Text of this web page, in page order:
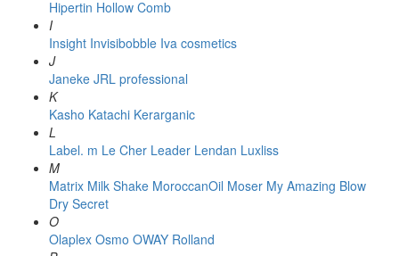
Hipertin Hollow Comb
I
Insight Invisibobble Iva cosmetics
J
Janeke JRL professional
K
Kasho Katachi Kerarganic
L
Label. m Le Cher Leader Lendan Luxliss
M
Matrix Milk Shake MoroccanOil Moser My Amazing Blow
Dry Secret
O
Olaplex Osmo OWAY Rolland